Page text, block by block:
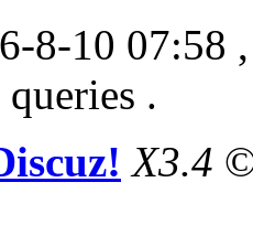
8-10 07:58
.
X3.4